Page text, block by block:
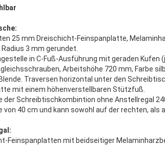
25 mm Dreischicht-Feinspanplatte,
3 mm gerundet.
in C-Fuß-Ausführung mit geraden Kufen
Arbeitshöhe 720 mm, Farbe
Traversen horizontal unter den
mit einem höhenverstellbaren Stützfuß.
der Schreibtischkombintion ohne Anstellregal
von 40 cm und kann sowohl auf der rechten, als
Feinspanplatten mit beidseitiger